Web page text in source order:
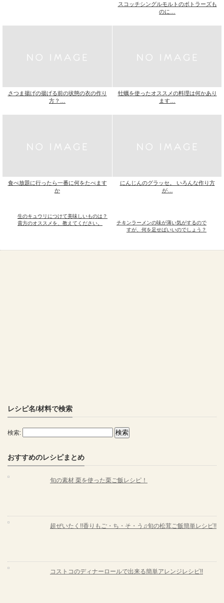
スコッチシングルモルトのボトラーズも
のに…
さつま揚げの揚げる前の状態の衣の作り
方？…
牡蠣を使ったオススメの料理は何かあり
ます…
食べ放題に行ったら一番に何をたべます
か
にんじんのグラッセ。 いろんな作り方
が…
生のキュウリにつけて美味しいものは？
貴方のオススメを、教えてください。
チキンラーメンの味が薄い気がするので
すが、何を足せばいいのでしょう？
レシピ名/材料で検索
検索:
おすすめのレシピまとめ
旬の素材 栗を使った栗ご飯レシピ！
超ぜいたく!!香りもご・ち・そ・う♫旬の松茸ご飯簡単レシピ!!
コストコのディナーロールで出来る簡単アレンジレシピ!!